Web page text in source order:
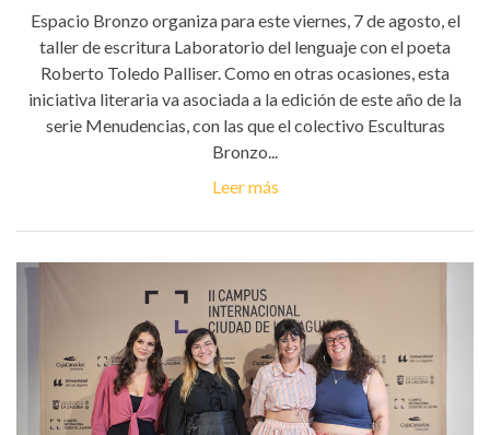
Espacio Bronzo organiza para este viernes, 7 de agosto, el
taller de escritura Laboratorio del lenguaje con el poeta
Roberto Toledo Palliser. Como en otras ocasiones, esta
iniciativa literaria va asociada a la edición de este año de la
serie Menudencias, con las que el colectivo Esculturas
Bronzo...
Leer más